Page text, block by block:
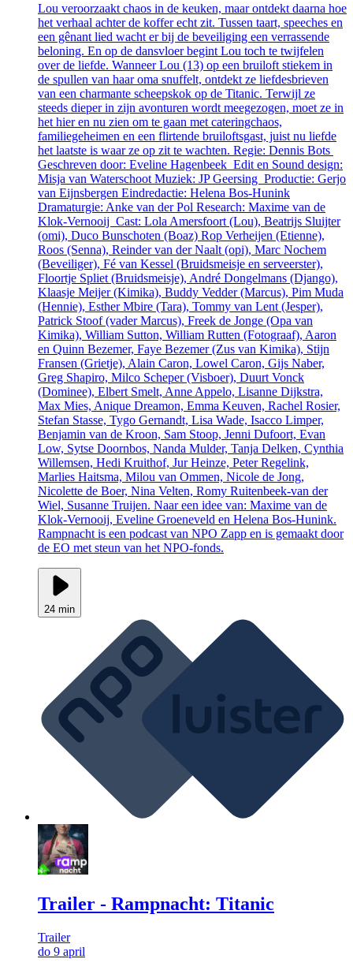
Lou veroorzaakt chaos in de keuken, maar ontdekt daarna hoe
het verhaal achter de koffer echt zit. Tussen taart, speeches en
een gênant lied wacht er bij de beveiliging een verrassende
beloning. En op de dansvloer begint Lou toch te twijfelen
over de liefde. Wanneer Lou (13) op een bruiloft stiekem in
de spullen van haar oma snuffelt, ontdekt ze liefdesbrieven
van een charmante scheepskok op de Titanic. Terwijl ze
steeds dieper in zijn avonturen wordt meegezogen, moet ze in
het hier en nu zien om te gaan met cateringchaos,
familiegeheimen en een flirtende bruiloftsgast, juist nu liefde
het laatste is waar ze op zit te wachten. Regie: Dennis Bots
Geschreven door: Eveline Hagenbeek Edit en Sound design:
Misja van Waterschoot Muziek: JP Geersing Productie: Gerjo
van Eijnsbergen Eindredactie: Helena Bos-Hunink
Dramaturgie: Anke van der Pol Research: Maxime van de
Klok-Vernooij Cast: Lola Amersfoort (Lou), Beatrijs Sluijter
(omi), Duco Bunschoten (Boaz) Rop Verheijen (Etienne),
Roos (Senna), Reinder van der Naalt (opi), Marc Nochem
(Beveiliger), Fé van Kessel (Bruidsmeisje en serveerster),
Floortje Spliet (Bruidsmeisje), André Dongelmans (Django),
Klaasje Meijer (Kimika), Buddy Vedder (Marcus), Pim Muda
(Hennie), Esther Mbire (Tara), Tommy van Lent (Jesper),
Patrick Stoof (vader Marcus), Freek de Jonge (Opa van
Kimika), William Sutton, William Rutten (Fotograaf), Aaron
en Quinn Bezemer, Faye Bezemer (Zus van Kimika), Stijn
Fransen (Grietje), Alain Caron, Lowel Caron, Gijs Naber,
Greg Shapiro, Milco Scheper (Visboer), Duurt Vonck
(Dominee), Elbert Smelt, Anne Appelo, Lisanne Dijkstra,
Max Mies, Anique Dreamon, Emma Keuven, Rachel Rosier,
Stefan Stasse, Tygo Gernandt, Lisa Wade, Isacco Limper,
Benjamin van de Kroon, Sam Stoop, Jenni Dufoort, Evan
Low, Sytse Doornbos, Nanda Mulder, Tanja Delken, Cynthia
Willemsen, Hedi Kruithof, Jur Heinze, Peter Regelink,
Marlies Haitsma, Milou van Ommen, Nicole de Jong,
Nicolette de Boer, Nina Velten, Romy Ruitenbeek-van der
Wiel, Susanne Truijen. Naar een idee van: Maxime van de
Klok-Vernooij, Eveline Groeneveld en Helena Bos-Hunink.
Rampnacht is een podcast van NPO Zapp en is gemaakt door
de EO met steun van het NPO-fonds.
24 min
Trailer - Rampnacht: Titanic
Trailer
do 9 april